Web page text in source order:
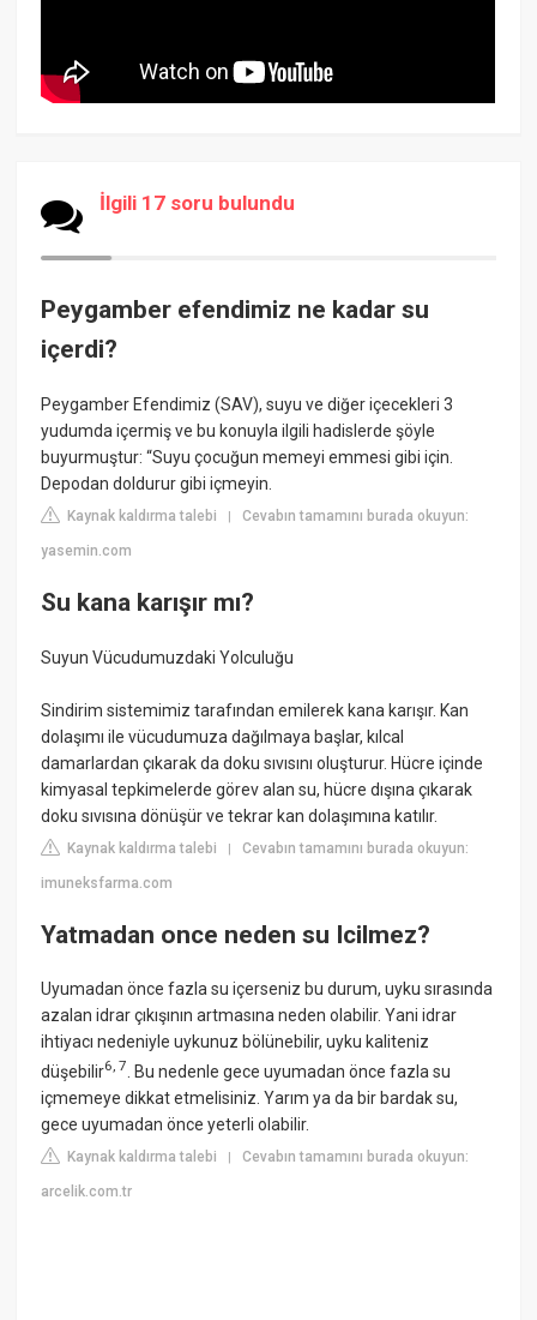
İlgili 17 soru bulundu
Peygamber efendimiz ne kadar su
içerdi?
Peygamber Efendimiz (SAV), suyu ve diğer içecekleri 3
yudumda içermiş ve bu konuyla ilgili hadislerde şöyle
buyurmuştur: “Suyu çocuğun memeyi emmesi gibi için.
Depodan doldurur gibi içmeyin.
Kaynak kaldırma talebi |Cevabın tamamını burada okuyun:
yasemin.com
Su kana karışır mı?
Suyun Vücudumuzdaki Yolculuğu
Sindirim sistemimiz tarafından emilerek kana karışır. Kan
dolaşımı ile vücudumuza dağılmaya başlar, kılcal
damarlardan çıkarak da doku sıvısını oluşturur. Hücre içinde
kimyasal tepkimelerde görev alan su, hücre dışına çıkarak
doku sıvısına dönüşür ve tekrar kan dolaşımına katılır.
Kaynak kaldırma talebi |Cevabın tamamını burada okuyun:
imuneksfarma.com
Yatmadan once neden su Icilmez?
Uyumadan önce fazla su içerseniz bu durum, uyku sırasında
azalan idrar çıkışının artmasına neden olabilir. Yani idrar
ihtiyacı nedeniyle uykunuz bölünebilir, uyku kaliteniz
düşebilir6, 7
. Bu nedenle gece uyumadan önce fazla su
içmemeye dikkat etmelisiniz. Yarım ya da bir bardak su,
gece uyumadan önce yeterli olabilir.
Kaynak kaldırma talebi |Cevabın tamamını burada okuyun:
arcelik.com.tr